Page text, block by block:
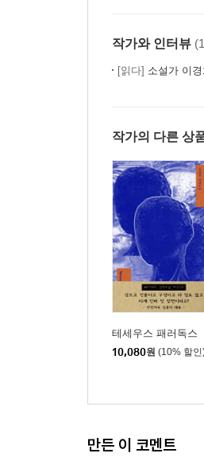
작가와 인터뷰
[읽다] 소설가 이
작가의 다른 상
테세우스 패러독스
10,080원 (10% 할인
만든 이 코멘트